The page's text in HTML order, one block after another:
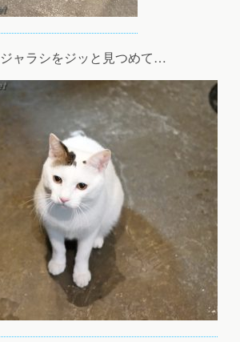
ャラシをジッと見つめて…